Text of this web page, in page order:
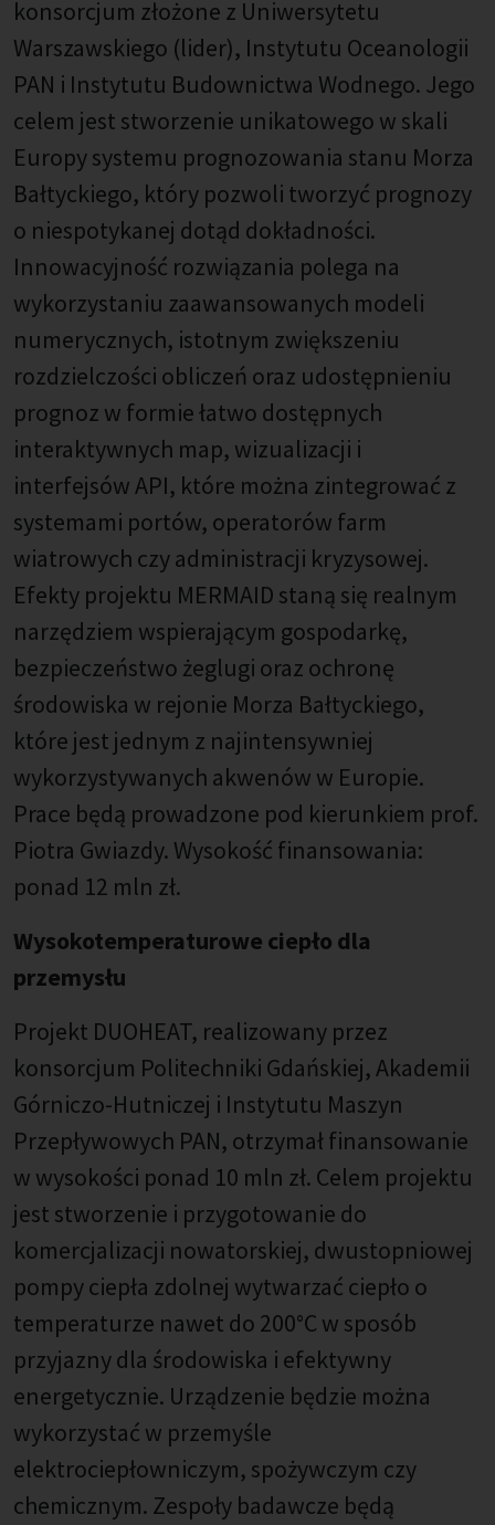
konsorcjum złożone z Uniwersytetu
Warszawskiego (lider), Instytutu Oceanologii
PAN i Instytutu Budownictwa Wodnego. Jego
celem jest stworzenie unikatowego w skali
Europy systemu prognozowania stanu Morza
Bałtyckiego, który pozwoli tworzyć prognozy
o niespotykanej dotąd dokładności.
Innowacyjność rozwiązania polega na
wykorzystaniu zaawansowanych modeli
numerycznych, istotnym zwiększeniu
rozdzielczości obliczeń oraz udostępnieniu
prognoz w formie łatwo dostępnych
interaktywnych map, wizualizacji i
interfejsów API, które można zintegrować z
systemami portów, operatorów farm
wiatrowych czy administracji kryzysowej.
Efekty projektu MERMAID staną się realnym
narzędziem wspierającym gospodarkę,
bezpieczeństwo żeglugi oraz ochronę
środowiska w rejonie Morza Bałtyckiego,
które jest jednym z najintensywniej
wykorzystywanych akwenów w Europie.
Prace będą prowadzone pod kierunkiem prof.
Piotra Gwiazdy. Wysokość finansowania:
ponad 12 mln zł.
Wysokotemperaturowe ciepło dla
przemysłu
Projekt DUOHEAT, realizowany przez
konsorcjum Politechniki Gdańskiej, Akademii
Górniczo-Hutniczej i Instytutu Maszyn
Przepływowych PAN, otrzymał finansowanie
w wysokości ponad 10 mln zł. Celem projektu
jest stworzenie i przygotowanie do
komercjalizacji nowatorskiej, dwustopniowej
pompy ciepła zdolnej wytwarzać ciepło o
temperaturze nawet do 200°C w sposób
przyjazny dla środowiska i efektywny
energetycznie. Urządzenie będzie można
wykorzystać w przemyśle
elektrociepłowniczym, spożywczym czy
chemicznym. Zespoły badawcze będą